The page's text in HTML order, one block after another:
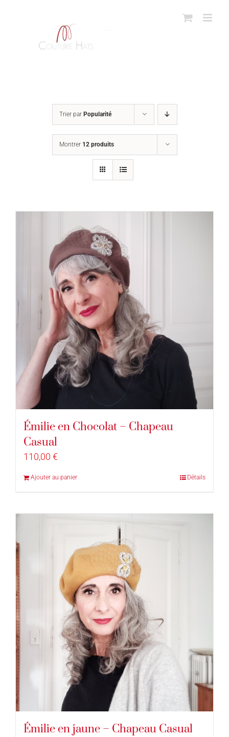
Trier par Popularité
Montrer 12 produits
Émilie en Chocolat – Chapeau
Casual
110,00 €
Ajouter au panier Détails
Émilie en jaune – Chapeau Casual